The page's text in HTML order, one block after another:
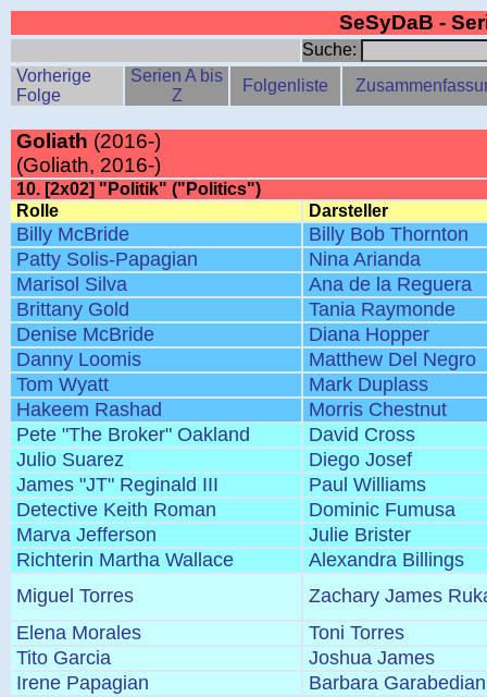
SeSyDaB -
Suche:
Vorherige
Folge
Serien A bis
Z
Folgenliste
Goliath (2016-)
(Goliath, 2016-)
10. [2x02] "Politik" ("Politics")
Rolle
Darsteller
Billy McBride
Billy Bob Thornton
Patty Solis-Papagian
Nina Arianda
Marisol Silva
Ana de la Reguera
Brittany Gold
Tania Raymonde
Denise McBride
Diana Hopper
Danny Loomis
Matthew Del Negro
Tom Wyatt
Mark Duplass
Hakeem Rashad
Morris Chestnut
Pete "The Broker" Oakland
David Cross
Julio Suarez
Diego Josef
James "JT" Reginald III
Paul Williams
Detective Keith Roman
Dominic Fumusa
Marva Jefferson
Julie Brister
Richterin Martha Wallace
Alexandra Billings
Miguel Torres
Zachary James
Elena Morales
Toni Torres
Tito Garcia
Joshua James
Irene Papagian
Barbara Garabedian